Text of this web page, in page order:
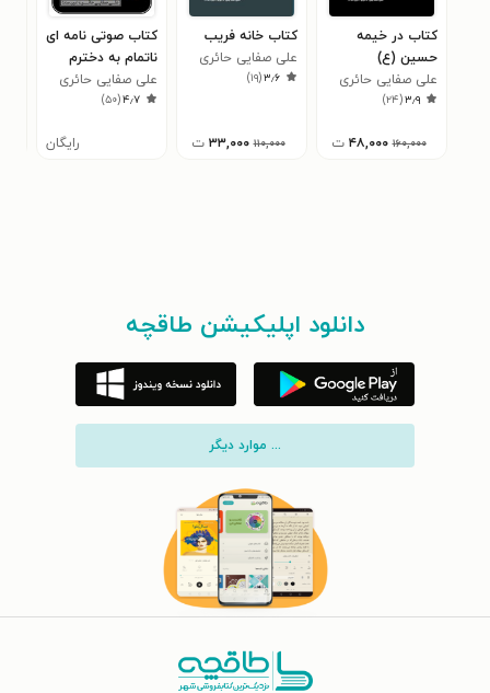
کتاب در خیمه
حسین (ع)
علی صفایی حائری
۳٫۹(۲۴)
۱۶۰,۰۰۰ ۴۸,۰۰۰ ت
کتاب خانه فریب
علی صفایی حائری
۳٫۶(۱۹)
۱۱۰,۰۰۰ ۳۳,۰۰۰ ت
کتاب صوتی نامه ای
ناتمام به دخترم
محموده
علی صفایی حائری
۴٫۷(۵۰)
رایگان
دانلود اپلیکیشن طاقچه
... موارد دیگر